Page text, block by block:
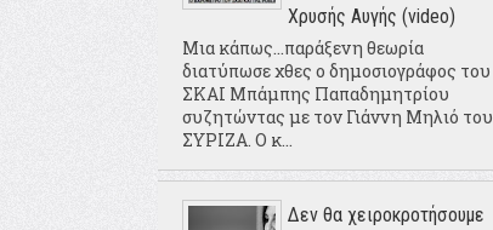
Χρυσής Αυγής (video)
Μια κάπως...παράξενη θεωρία
διατύπωσε χθες ο δημοσιογράφος του
ΣΚΑΙ Μπάμπης Παπαδημητρίου
συζητώντας με τον Γιάννη Μηλιό του
ΣΥΡΙΖΑ. Ο κ...
Δεν θα χειροκροτήσουμε